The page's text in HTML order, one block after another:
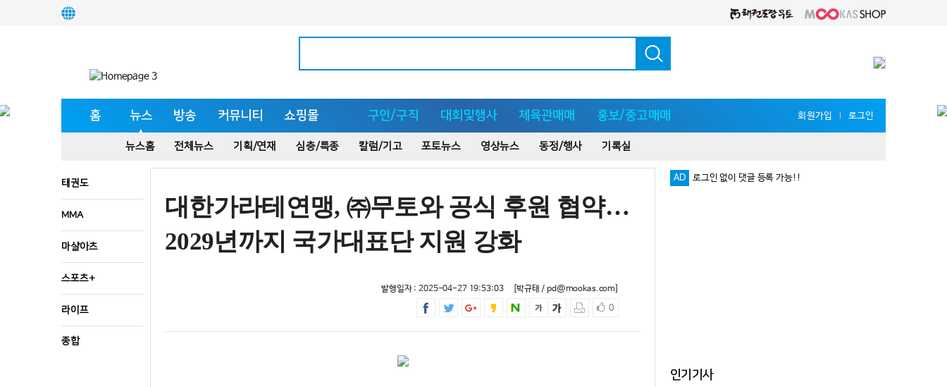
홈 뉴스 방송 커뮤니티 쇼핑몰 구인/구직 대회및행사 체육관매매 홍보/중고매매 회원가입 l 로그인
뉴스홈 전체뉴스 기획/연재 심층/특종 칼럼/기고 포토뉴스 영상뉴스 동정/행사 기록실
태권도
MMA
마샬아츠
스포츠+
라이프
종합
대한가라테연맹, ㈜무토와 공식 후원 협약…
2029년까지 국가대표단 지원 강화
발행일자 : 2025-04-27 19:53:03 [박규태 / pd@mookas.com]
0
AD 로그인 없이 댓글 등록 가능!!
인기기사